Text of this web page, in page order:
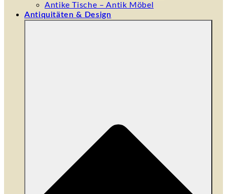
Antike Tische – Antik Möbel
Antiquitäten & Design